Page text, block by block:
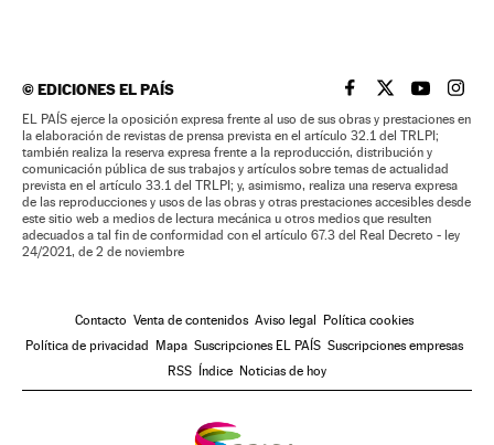
©EDICIONES EL PAÍS EL PAÍS BRASIL EN
EL PAÍSEL PAÍS
EL
EL PAÍS ejerce la oposición expresa frente al uso de sus obras y prestaciones en
la elaboración de revistas de prensa prevista en el artículo 32.1 del TRLPI;
también realiza la reserva expresa frente a la reproducción, distribución y
comunicación pública de sus trabajos y artículos sobre temas de actualidad
prevista en el artículo 33.1 del TRLPI; y, asimismo, realiza una reserva expresa
de las reproducciones y usos de las obras y otras prestaciones accesibles desde
este sitio web a medios de lectura mecánica u otros medios que resulten
adecuados a tal fin de conformidad con el artículo 67.3 del Real Decreto - ley
24/2021, de 2 de noviembre
Contacto Venta de contenidos Aviso legal
Política cookies
Política de privacidad
Mapa Suscripciones EL PAÍS Suscripciones empresas
RSS
Índice Noticias de hoy